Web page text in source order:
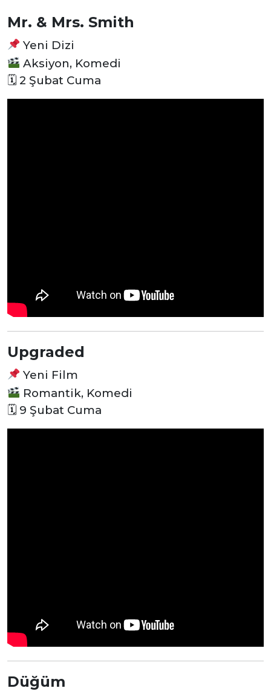
Mr. & Mrs. Smith
Yeni Dizi
Aksiyon, Komedi
🗓 2 Şubat Cuma
Upgraded
Yeni Film
Romantik, Komedi
🗓 9 Şubat Cuma
Düğüm